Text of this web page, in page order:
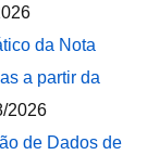
da Nota
a partir da
2026
de Dados de